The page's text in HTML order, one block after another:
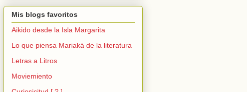
Mis blogs favoritos
Aikido desde la Isla Margarita
Lo que piensa Mariaká de la literatura
Letras a Litros
Moviemiento